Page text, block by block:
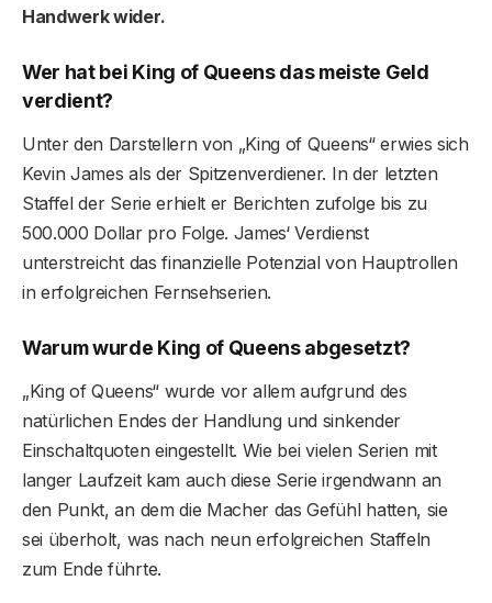
Handwerk wider.
Wer hat bei King of Queens das meiste Geld
verdient?
Unter den Darstellern von „King of Queens“ erwies sich
Kevin James als der Spitzenverdiener. In der letzten
Staffel der Serie erhielt er Berichten zufolge bis zu
500.000 Dollar pro Folge. James‘ Verdienst
unterstreicht das finanzielle Potenzial von Hauptrollen
in erfolgreichen Fernsehserien.
Warum wurde King of Queens abgesetzt?
„King of Queens“ wurde vor allem aufgrund des
natürlichen Endes der Handlung und sinkender
Einschaltquoten eingestellt. Wie bei vielen Serien mit
langer Laufzeit kam auch diese Serie irgendwann an
den Punkt, an dem die Macher das Gefühl hatten, sie
sei überholt, was nach neun erfolgreichen Staffeln
zum Ende führte.